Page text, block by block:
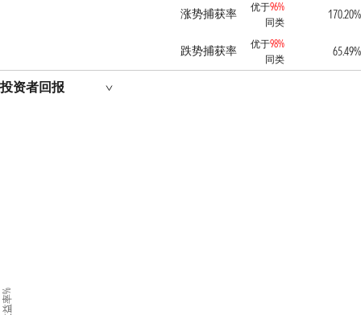
涨势捕获率 优于96%
同类
170.20%
跌势捕获率 优于98%
同类
65.49%
投资者回报
收益率%